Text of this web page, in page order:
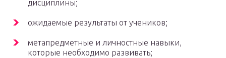
дисциплины;
ожидаемые результаты от учеников;
метапредметные и личностные навыки,
которые необходимо развивать;